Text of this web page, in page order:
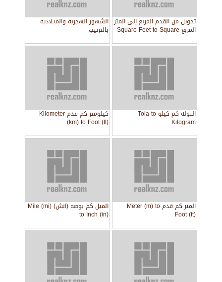
تحويل من القدم المربع إلى المتر
المربع Square Feet to Square
الشهور الهجرية والميلادية
بالترتيب
التوله كم كيلو Tola to
Kilogram
كيلومتر كم قدم Kilometer
(km) to Foot (ft)
المتر كم قدم Meter (m) to
Foot (ft)
الميل كم بوصه (انش) Mile (mi)
to Inch (in)